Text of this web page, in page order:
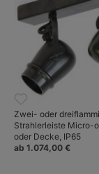
Zwei- oder
Strahlerleiste Micro-
oder Decke, IP65
ab 1.074,00 €